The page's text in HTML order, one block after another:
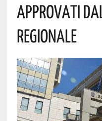
Approvati
Regionale